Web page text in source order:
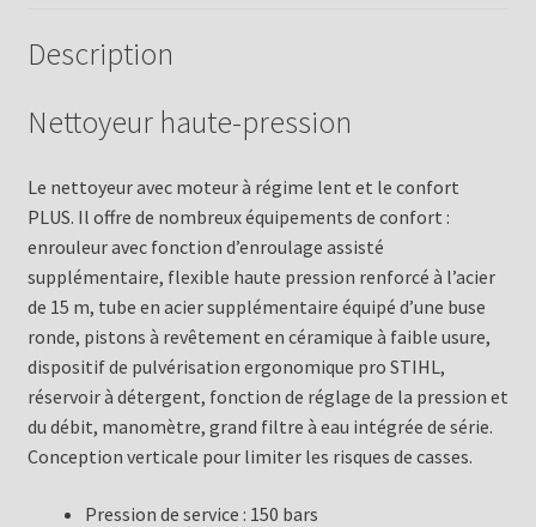
Description
Nettoyeur haute-pression
Le nettoyeur avec moteur à régime lent et le confort
PLUS. Il offre de nombreux équipements de confort :
enrouleur avec fonction d’enroulage assisté
supplémentaire, flexible haute pression renforcé à l’acier
de 15 m, tube en acier supplémentaire équipé d’une buse
ronde, pistons à revêtement en céramique à faible usure,
dispositif de pulvérisation ergonomique pro STIHL,
réservoir à détergent, fonction de réglage de la pression et
du débit, manomètre, grand filtre à eau intégrée de série.
Conception verticale pour limiter les risques de casses.
Pression de service : 150 bars